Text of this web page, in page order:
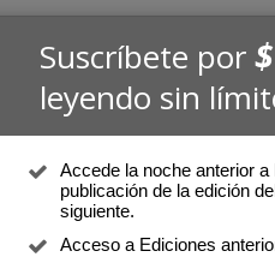
Suscríbete por
leyendo sin
Accede la noche anterior a
publicación de la edición
siguiente.
Acceso a Ediciones